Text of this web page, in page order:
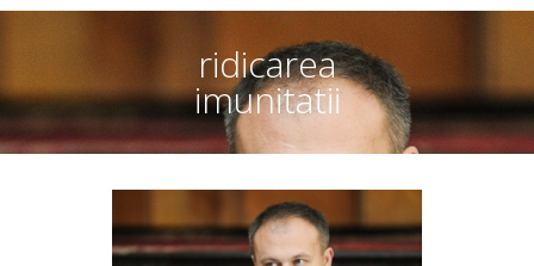
ridicarea
imunitatii